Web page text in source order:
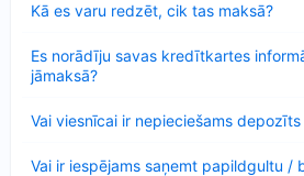
Kā es varu redzēt, cik tas maksā?
Es norādīju savas kredītkartes
jāmaksā?
Vai viesnīcai ir nepieciešams
Vai ir iespējams saņemt papildgultu /